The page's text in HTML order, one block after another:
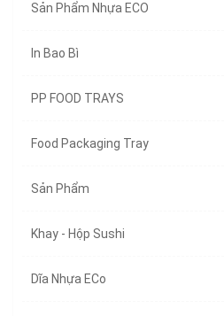
Sản Phẩm Nhựa ECO
In Bao Bì
PP FOOD TRAYS
Food Packaging Tray
Sản Phẩm
Khay - Hộp Sushi
Dĩa Nhựa ECo